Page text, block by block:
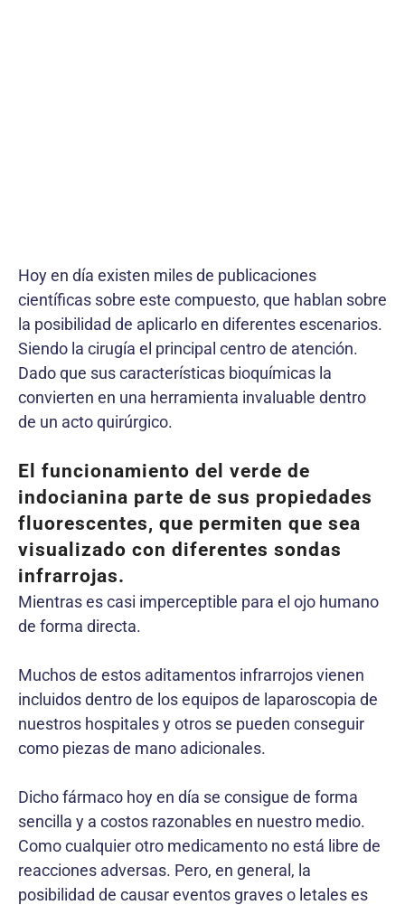
Hoy en día existen miles de publicaciones
científicas sobre este compuesto, que hablan sobre
la posibilidad de aplicarlo en diferentes escenarios.
Siendo la cirugía el principal centro de atención.
Dado que sus características bioquímicas la
convierten en una herramienta invaluable dentro
de un acto quirúrgico.
El funcionamiento del verde de
indocianina parte de sus propiedades
fluorescentes, que permiten que sea
visualizado con diferentes sondas
infrarrojas.
Mientras es casi imperceptible para el ojo humano
de forma directa.
Muchos de estos aditamentos infrarrojos vienen
incluidos dentro de los equipos de laparoscopia de
nuestros hospitales y otros se pueden conseguir
como piezas de mano adicionales.
Dicho fármaco hoy en día se consigue de forma
sencilla y a costos razonables en nuestro medio.
Como cualquier otro medicamento no está libre de
reacciones adversas. Pero, en general, la
posibilidad de causar eventos graves o letales es